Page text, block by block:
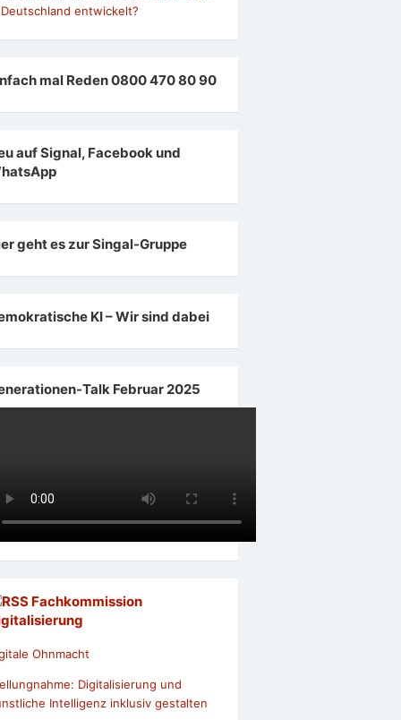
entwickelt?
mal Reden 0800 470 80 90
auf Signal, Facebook und
geht es zur Singal-Gruppe
KI – Wir sind dabei
Talk Februar 2025
Fachkommission
Ohnmacht
Digitalisierung und
Intelligenz inklusiv gestalten